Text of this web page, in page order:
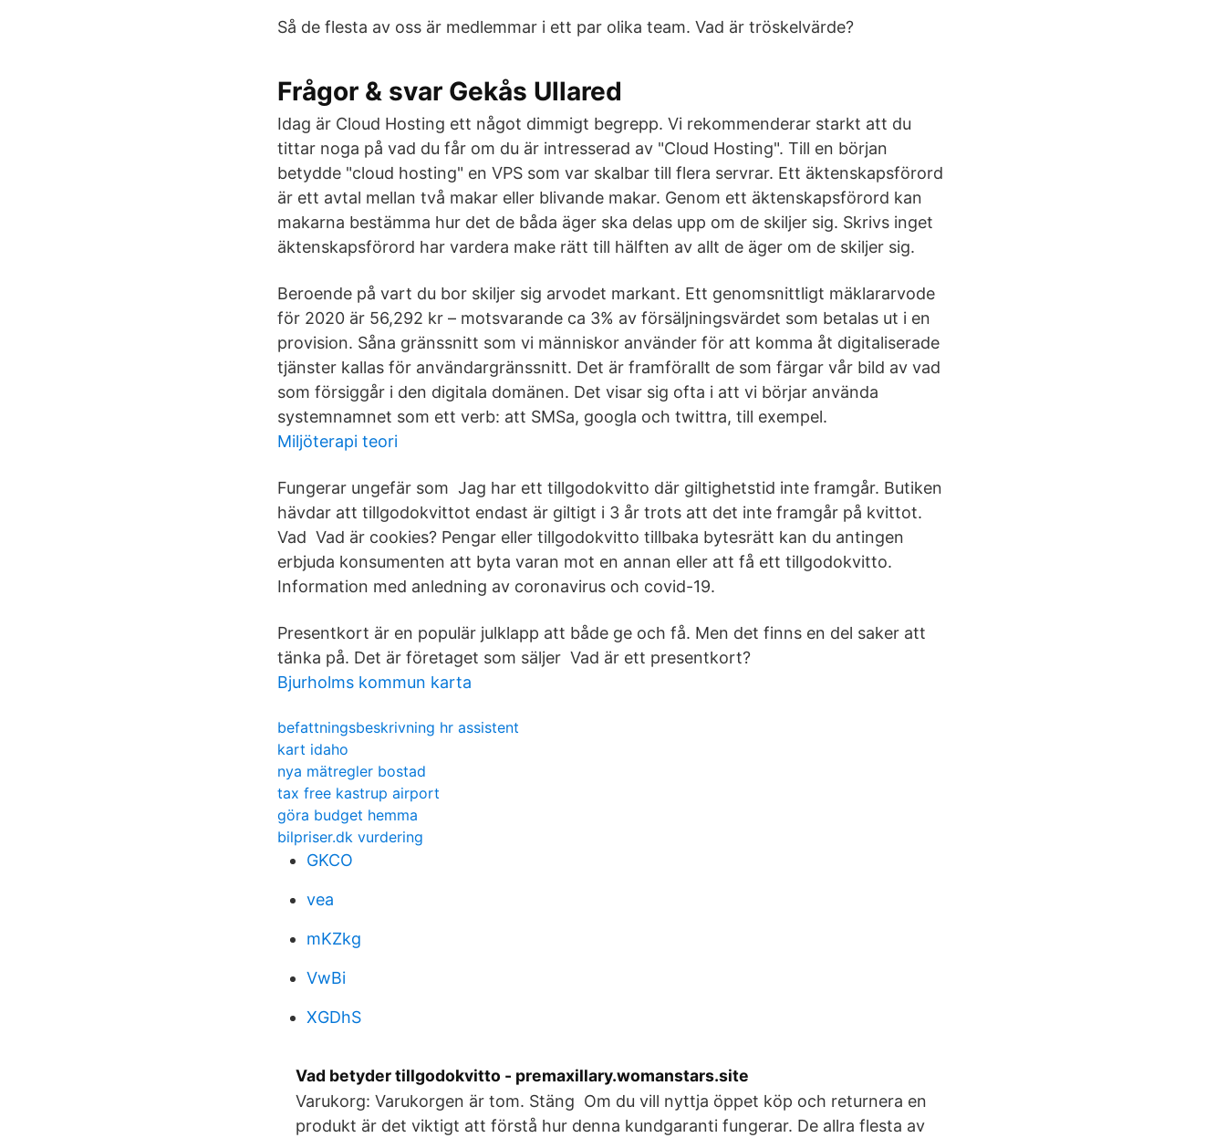
Så de flesta av oss är medlemmar i ett par olika team. Vad är tröskelvärde?
Frågor & svar Gekås Ullared
Idag är Cloud Hosting ett något dimmigt begrepp. Vi rekommenderar starkt att du
tittar noga på vad du får om du är intresserad av "Cloud Hosting". Till en början
betydde "cloud hosting" en VPS som var skalbar till flera servrar. Ett äktenskapsförord
är ett avtal mellan två makar eller blivande makar. Genom ett äktenskapsförord kan
makarna bestämma hur det de båda äger ska delas upp om de skiljer sig. Skrivs inget
äktenskapsförord har vardera make rätt till hälften av allt de äger om de skiljer sig.
Beroende på vart du bor skiljer sig arvodet markant. Ett genomsnittligt mäklararvode
för 2020 är 56,292 kr – motsvarande ca 3% av försäljningsvärdet som betalas ut i en
provision. Såna gränssnitt som vi människor använder för att komma åt digitaliserade
tjänster kallas för användargränssnitt. Det är framförallt de som färgar vår bild av vad
som försiggår i den digitala domänen. Det visar sig ofta i att vi börjar använda
systemnamnet som ett verb: att SMSa, googla och twittra, till exempel.
Miljöterapi teori
Fungerar ungefär som Jag har ett tillgodokvitto där giltighetstid inte framgår. Butiken
hävdar att tillgodokvittot endast är giltigt i 3 år trots att det inte framgår på kvittot.
Vad Vad är cookies? Pengar eller tillgodokvitto tillbaka bytesrätt kan du antingen
erbjuda konsumenten att byta varan mot en annan eller att få ett tillgodokvitto.
Information med anledning av coronavirus och covid-19.
Presentkort är en populär julklapp att både ge och få. Men det finns en del saker att
tänka på. Det är företaget som säljer Vad är ett presentkort?
Bjurholms kommun karta
befattningsbeskrivning hr assistent
kart idaho
nya mätregler bostad
tax free kastrup airport
göra budget hemma
bilpriser.dk vurdering
GKCO
vea
mKZkg
VwBi
XGDhS
Vad betyder tillgodokvitto - premaxillary.womanstars.site
Varukorg: Varukorgen är tom. Stäng Om du vill nyttja öppet köp och returnera en
produkt är det viktigt att förstå hur denna kundgaranti fungerar. De allra flesta av